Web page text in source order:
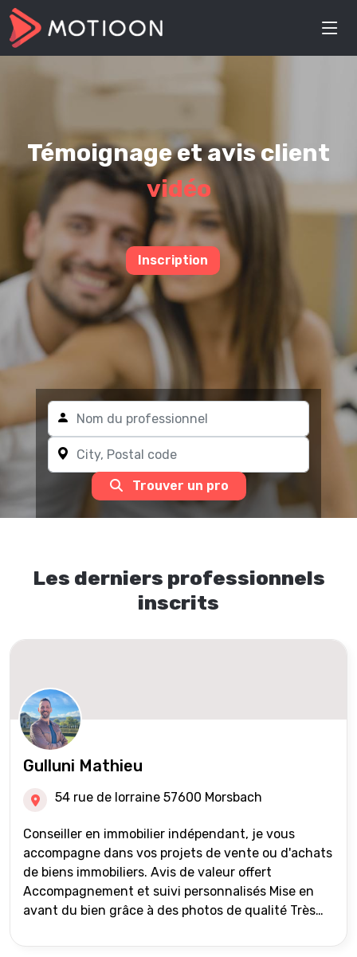
Témoignage et avis client
vidéo
Inscription
Trouver un pro
Les derniers professionnels
inscrits
Gulluni Mathieu
54 rue de lorraine 57600 Morsbach
Conseiller en immobilier indépendant, je vous
accompagne dans vos projets de vente ou d'achats
de biens immobiliers. Avis de valeur offert
Accompagnement et suivi personnalisés Mise en
avant du bien grâce à des photos de qualité Très
international) Validation du financement des